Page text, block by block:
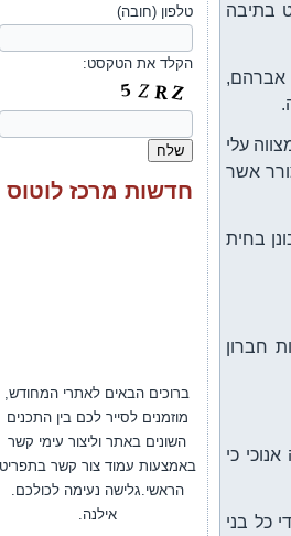
בתיבה
אברהם,
עלי
אשר
בחית
חברון
כי
כל בני
טלפון (חובה)
הקלד את הטקסט:
חדשות מרכז לוטוס
מוזמנים לסייר לכם בין התכנים
השונים באתר וליצור עימי קשר
באמצעות עמוד צור קשר בתפריט
הראשי.גלישה נעימה לכולכם.
אילנה.